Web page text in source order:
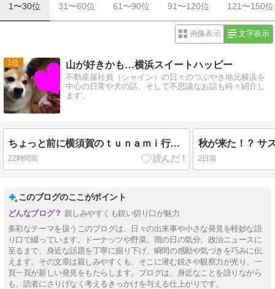
1〜30位 31〜60位 61〜90位 91〜120位 121〜150位
画像表示 文字表示
1 山が好きかも…横浜スイートハッピー
不動産屋社員（シャイン）の日々のつぶやき地元横浜を
中心の日常や犬の話、そして不思議なお話も時々紹介し
ます。
ちょっと前に横須賀のｔｕｎａｍｉ行ってバーガー食べたお話🍔オネエとシャチョーさんは似てるかも🎵
22時間前 2日前
このブログのここがポイント
親しみやすくも鋭い切り口が魅力
多彩なテーマを扱うこのブログは、日々の出来事や小さな発見を軽妙な語
り口で綴っています。ドーナッツや野菜、雨の日の気分、政治ニュースに
至るまで、身近な話題を丁寧に掘り下げ、瞬間の感動や気づきを巧みに伝
えます。その文章は親しみやすくも、そこに潜む鋭さや観察力が光り、一
頁一頁が新しい発見をもたらします。ブログは、身近なことを語りながら
も、読者にさりげなく考えるきっかけを与える仕上がりです。